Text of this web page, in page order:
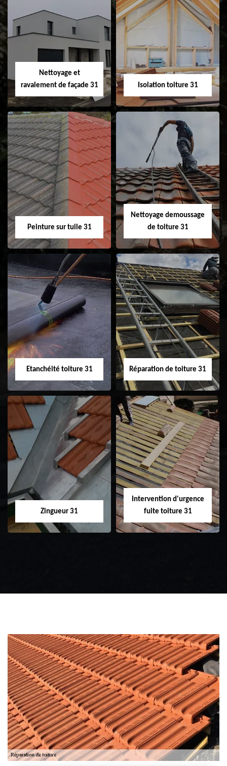
Pose et
changement de
fenêtre de toit et
Velux 31
Nettoyage et pose
Nettoyage et
ravalement de façade 31
Nettoyage et
ravalement de
façade 31
Isolation toiture 31
Isolation toiture 31
Peinture sur tuile 31
Peinture sur tuile
31
Nettoyage demoussage
de toiture 31
Nettoyage
demoussage de
toiture 31
Etanchéité toiture 31
Etanchéité toiture
31
Réparation de toiture 31
Réparation de
toiture 31
Zingueur 31
Intervention d'urgence
fuite toiture 31